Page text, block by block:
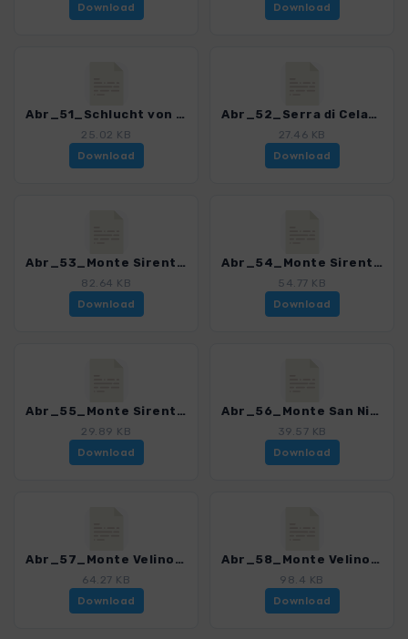
Download
Download
Abr_51_Schlucht von Celano_4013_2.gpx
25.02 KB
Download
Abr_52_Serra di Celano_4013_2.gpx
27.46 KB
Download
Abr_53_Monte Sirente_4013_2.gpx
82.64 KB
Download
Abr_54_Monte Sirente_4013_2.gpx
54.77 KB
Download
Abr_55_Monte Sirente_4013_2.gpx
29.89 KB
Download
Abr_56_Monte San Nicola_4013_2.gpx
39.57 KB
Download
Abr_57_Monte Velino_4013_2.gpx
64.27 KB
Download
Abr_58_Monte Velino_4013_2.gpx
98.4 KB
Download